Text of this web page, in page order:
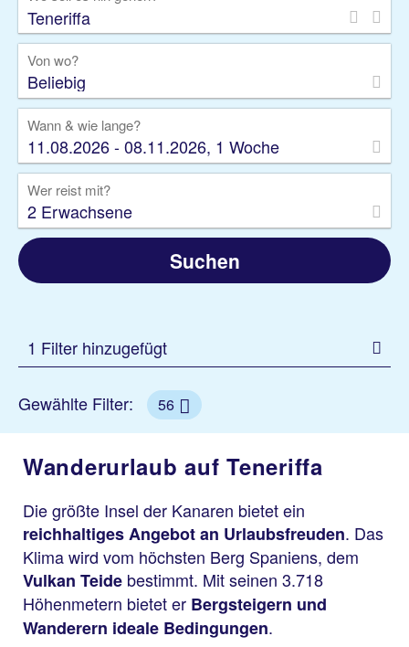
Gruppenreise
Camper Privattransfer
Von wo?
Beliebig
Wann & wie lange?
11.08.2026 - 08.11.2026, 1 Woche
Wer reist mit?
2 Erwachsene
Suchen
1 Filter hinzugefügt
Gewählte Filter: 56
Wanderurlaub auf Teneriffa
Die größte Insel der Kanaren bietet ein
reichhaltiges Angebot an Urlaubsfreuden. Das
Klima wird vom höchsten Berg Spaniens, dem
Vulkan Teide bestimmt. Mit seinen 3.718
Höhenmetern bietet er Bergsteigern und
Wanderern ideale Bedingungen.